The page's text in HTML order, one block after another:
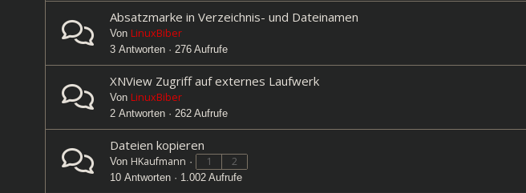
Absatzmarke in Verzeichnis- und Dateinamen
Von LinuxBiber
3 Antworten · 276 Aufrufe
XNView Zugriff auf externes Laufwerk
Von LinuxBiber
2 Antworten · 262 Aufrufe
Dateien kopieren
Von HKaufmann · 1 2
10 Antworten · 1.002 Aufrufe